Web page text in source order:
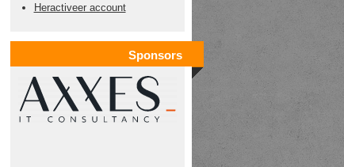
Heractiveer account
Sponsors